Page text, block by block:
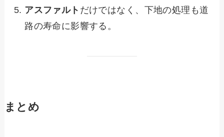
アスファルト だけではなく、下地の処理も道
路の寿命に影響する。
まとめ